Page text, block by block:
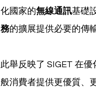
化國家的無線通訊基礎
務的擴展提供必要的傳
此舉反映了 SIGET 在優
般消費者提供更優質、